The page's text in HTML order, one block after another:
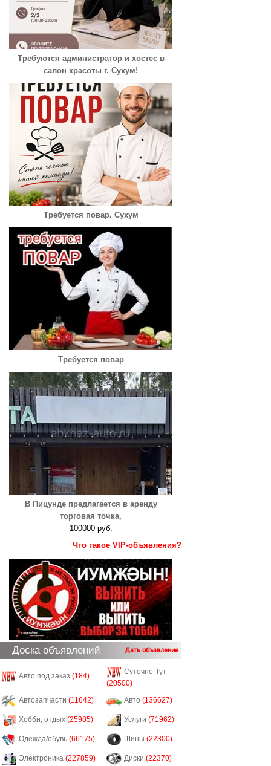
Требуются администратор и хостес в
салон красоты г. Сухум!
Требуется повар. Сухум
Требуется повар
В Пицунде предлагается в аренду
торговая точка,
100000 руб.
Что такое VIP-объявления?
Доска объявлений Дать объявление
Авто под заказ (184)
Суточно-Тут
(20500)
Автозапчасти (11642) Авто (136627)
Хобби, отдых (25985) Услуги (71962)
Одежда/обувь (66175) Шины (22300)
Электроника (227859) Диски (22370)